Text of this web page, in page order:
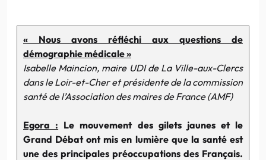
« Nous avons réfléchi aux questions de
démographie médicale »
Isabelle Maincion, maire UDI de La Ville-aux-Clercs
dans le Loir-et-Cher et présidente de la commission
santé de l’Association des maires de France (AMF)
Egora : Le mouvement des gilets jaunes et le
Grand Débat ont mis en lumière que la santé est
une des principales préoccupations des Français.